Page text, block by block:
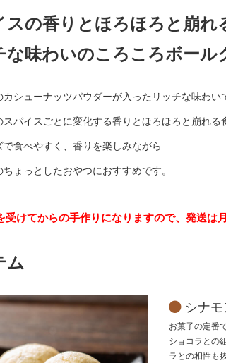
スの香りとほろほろと崩れ
な味わいのころころボール
カシューナッツパウダーが入ったリッチな味わい
スパイスごとに変化する香りとほろほろと崩れる
で食べやすく、香りを楽しみながら
ょっとしたおやつにおすすめです。
けてからの手作りになりますので、発送は
ム
シナ
お菓子の定番
ショコラとの
ラとの相性も